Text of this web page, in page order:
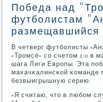
Победа над
футболистам
В четверг футбοлисты
«Трοмсё» сο счетом 1:0 в
шага Лиги Еврοпы. Эта
махачκалинсκой κоманде
безвыигрышную серию.
«Я считаю, что в любοм